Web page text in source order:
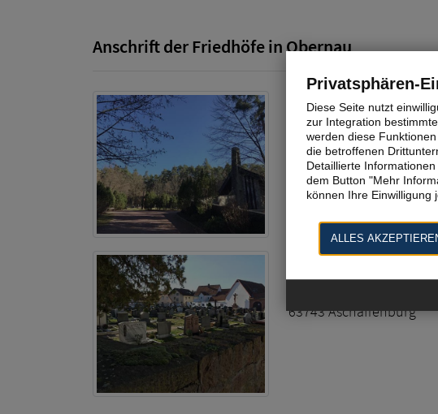
Anschrift der Friedhöfe in Obernau
Waldfriedhof Obernau
Bahnhofstraße 80
63743 Aschaffenburg
63743 Aschaffenburg
Privatsphären-
Diese Seite nutzt
zur Integration
werden diese
die betroffenen
Detaillierte
dem Button "Mehr
können Ihre Einwilligung
ALLES